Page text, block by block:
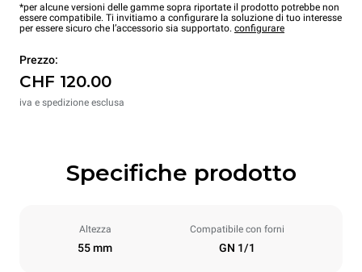
*per alcune versioni delle gamme sopra riportate il prodotto potrebbe non
essere compatibile. Ti invitiamo a configurare la soluzione di tuo interesse
per essere sicuro che l’accessorio sia supportato. configurare
Prezzo:
CHF 120.00
iva e spedizione esclusa
Specifiche prodotto
Altezza
55 mm
Compatibile con forni
GN 1/1